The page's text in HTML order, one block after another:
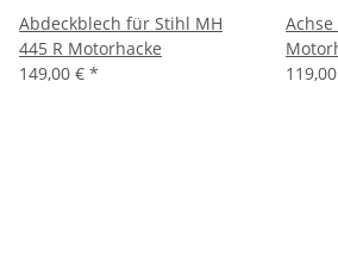
Abdeckblech für Stihl MH
445 R Motorhacke
149,00 € *